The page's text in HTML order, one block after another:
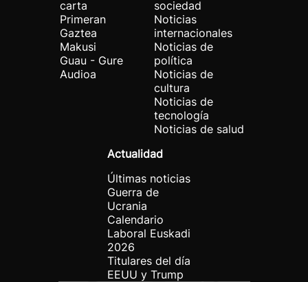
carta
Primeran
Gaztea
Makusi
Guau - Gure
Audioa
sociedad
Noticias
internacionales
Noticias de
política
Noticias de
cultura
Noticias de
tecnología
Noticias de salud
Actualidad
Últimas noticias
Guerra de
Ucrania
Calendario
Laboral Euskadi
2026
Titulares del día
EEUU y Trump